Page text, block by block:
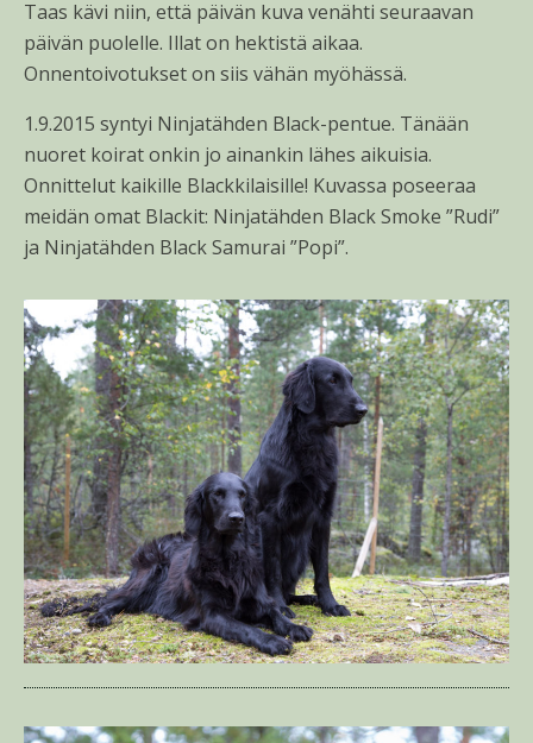
Taas kävi niin, että päivän kuva venähti seuraavan
päivän puolelle. Illat on hektistä aikaa.
Onnentoivotukset on siis vähän myöhässä.
1.9.2015 syntyi Ninjatähden Black-pentue. Tänään
nuoret koirat onkin jo ainankin lähes aikuisia.
Onnittelut kaikille Blackkilaisille! Kuvassa poseeraa
meidän omat Blackit: Ninjatähden Black Smoke ”Rudi”
ja Ninjatähden Black Samurai ”Popi”.